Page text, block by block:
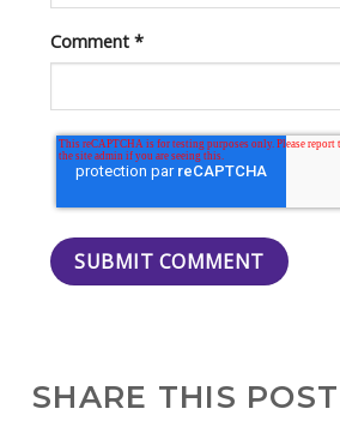
Comment *
SHARE THIS POST